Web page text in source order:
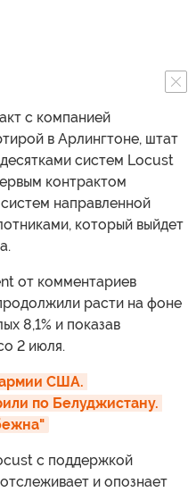
с компанией
в Арлингтоне, штат
систем Locust
контрактом
направленной
который выйдет
от комментариев
расти на фоне
8,1% и показав
2 июля.
США.
по Белуджистану.
с поддержкой
и опознает